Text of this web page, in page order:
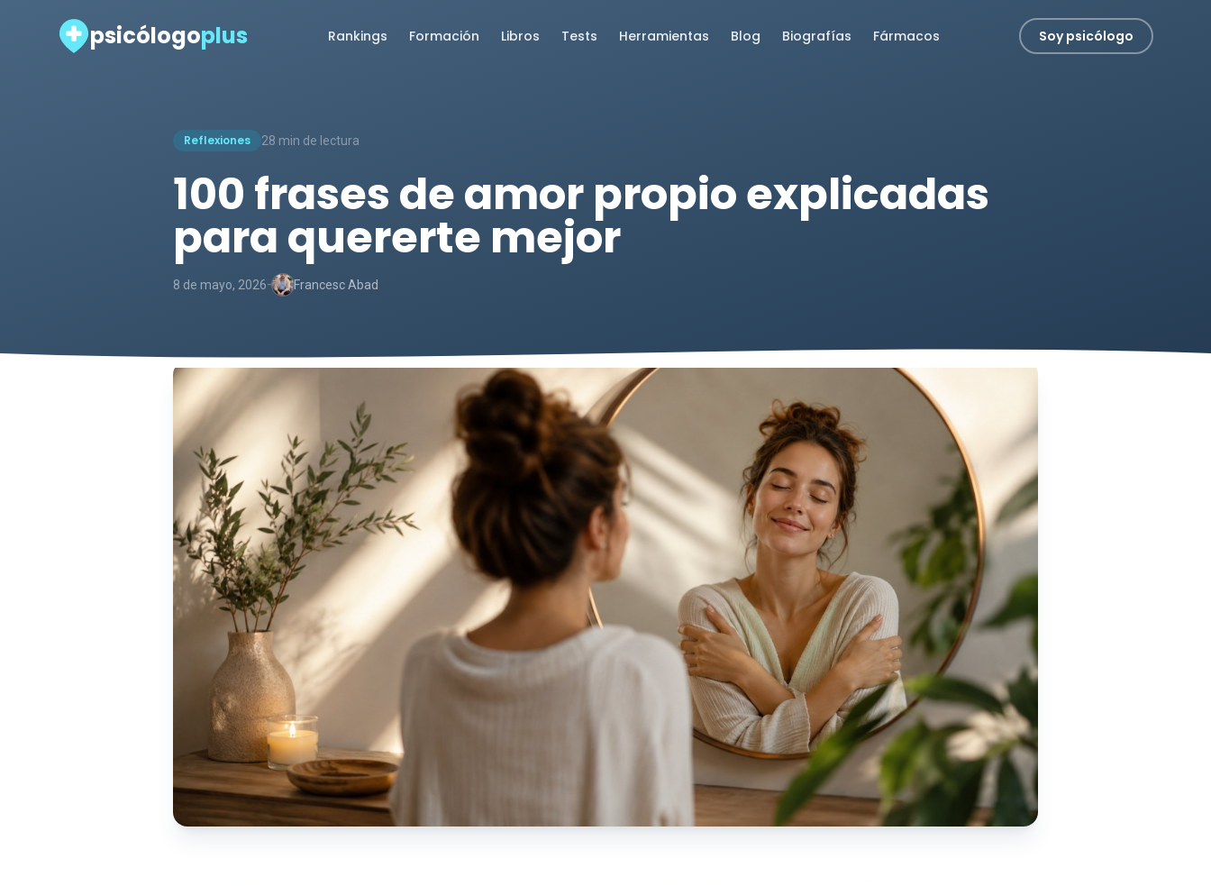
psicólogoplus Rankings Formación Libros Tests Herramientas Blog Biografías Fármacos Soy psicólogo
Reflexiones 28 min de lectura
100 frases de amor propio explicadas
para quererte mejor
8 de mayo, 2026- Francesc Abad